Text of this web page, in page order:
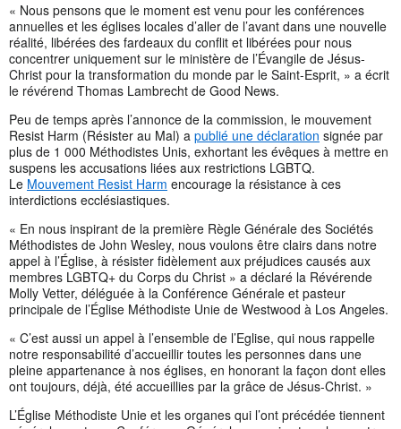
« Nous pensons que le moment est venu pour les conférences
annuelles et les églises locales d’aller de l’avant dans une nouvelle
réalité, libérées des fardeaux du conflit et libérées pour nous
concentrer uniquement sur le ministère de l’Évangile de Jésus-
Christ pour la transformation du monde par le Saint-Esprit, » a écrit
le révérend Thomas Lambrecht de Good News.
Peu de temps après l’annonce de la commission, le mouvement
Resist Harm (Résister au Mal) a publié une déclaration signée par
plus de 1 000 Méthodistes Unis, exhortant les évêques à mettre en
suspens les accusations liées aux restrictions LGBTQ.
Le Mouvement Resist Harm encourage la résistance à ces
interdictions ecclésiastiques.
« En nous inspirant de la première Règle Générale des Sociétés
Méthodistes de John Wesley, nous voulons être clairs dans notre
appel à l’Église, à résister fidèlement aux préjudices causés aux
membres LGBTQ+ du Corps du Christ » a déclaré la Révérende
Molly Vetter, déléguée à la Conférence Générale et pasteur
principale de l’Église Méthodiste Unie de Westwood à Los Angeles.
« C’est aussi un appel à l’ensemble de l’Eglise, qui nous rappelle
notre responsabilité d’accueillir toutes les personnes dans une
pleine appartenance à nos églises, en honorant la façon dont elles
ont toujours, déjà, été accueillies par la grâce de Jésus-Christ. »
L’Église Méthodiste Unie et les organes qui l’ont précédée tiennent